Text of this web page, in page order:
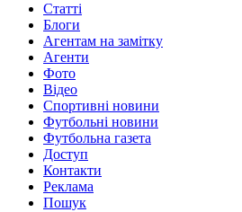
Статті
Блоги
Агентам на замітку
Агенти
Фото
Відео
Спортивні новини
Футбольні новини
Футбольна газета
Доступ
Контакти
Реклама
Пошук